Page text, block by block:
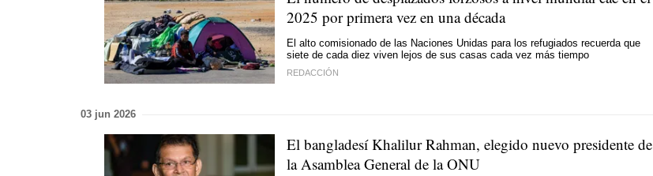
2025 por primera vez en una década
El alto comisionado de las Naciones Unidas para los refugiados recuerda que
siete de cada diez viven lejos de sus casas cada vez más tiempo
REDACCIÓN
03 jun 2026
El bangladesí Khalilur Rahman, elegido nuevo presidente de
la Asamblea General de la ONU